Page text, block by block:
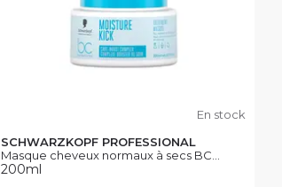
En stock
SCHWARZKOPF PROFESSIONAL
Masque cheveux normaux à secs BC...
200ml